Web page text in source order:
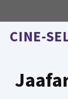
au
contenu
CINE-